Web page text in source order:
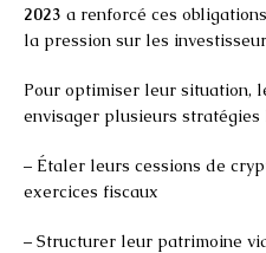
2023 a renforcé ces
la pression sur les
Pour optimiser leur situation,
envisager plusieurs stratégies
– Étaler leurs cessions de
exercices fiscaux
– Structurer leur patrimoine